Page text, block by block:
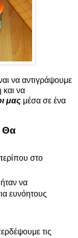
να αντιγράψουμε
και να
μας μέσα σε ένα
Θα
στο
να
ευνόητους
τις